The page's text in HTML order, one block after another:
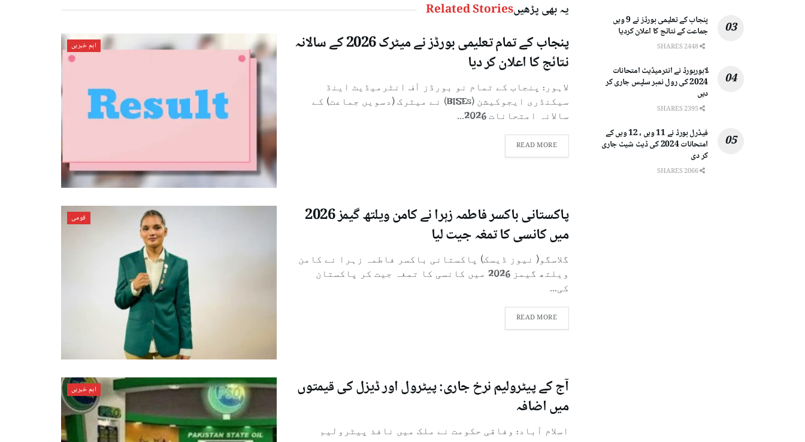
یہ بھی پڑھیںRelated Stories
اہم خبریں
پنجاب کے تمام تعلیمی بورڈز نے میٹرک 2026 کے سالانہ
نتائج کا اعلان کر دیا
لاہور: پنجاب کے تمام نو بورڈز آف انٹرمیڈیٹ اینڈ
سیکنڈری ایجوکیشن (BISEs) نے میٹرک (دسویں جماعت) کے
سالانہ امتحانات 2026...
READ MORE
قومی
پاکستانی باکسر فاطمہ زہرا نے کامن ویلتھ گیمز 2026
میں کانسی کا تمغہ جیت لیا
گلاسگو( نیوز ڈیسک) پاکستانی باکسر فاطمہ زہرا نے کامن
ویلتھ گیمز 2026 میں کانسی کا تمغہ جیت کر پاکستان
کی...
READ MORE
اہم خبریں
آج کے پیٹرولیم نرخ جاری: پیٹرول اور ڈیزل کی قیمتوں
میں اضافہ
اسلام آباد: وفاقی حکومت نے ملک میں نافذ پیٹرولیم
پنجاب کے تعلیمی بورڈز نے 9 ویں
جماعت کے نتائج کا اعلان کردیا
لاہوربورڈ نے انٹرمیڈیٹ امتحانات
2024 کی رول نمبر سلپس جاری کر
دیں
فیڈرل بورڈ نے 11 ویں ، 12 ویں کے
امتحانات 2024 کی ڈیٹ شیٹ جاری
کر دی